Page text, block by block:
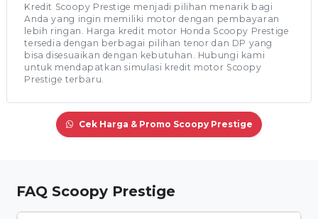
Kredit Scoopy Prestige menjadi pilihan menarik bagi
Anda yang ingin memiliki motor dengan pembayaran
lebih ringan. Harga kredit motor Honda Scoopy Prestige
tersedia dengan berbagai pilihan tenor dan DP yang
bisa disesuaikan dengan kebutuhan. Hubungi kami
untuk mendapatkan simulasi kredit motor Scoopy
Prestige terbaru.
Cek Harga & Promo Scoopy Prestige
FAQ Scoopy Prestige